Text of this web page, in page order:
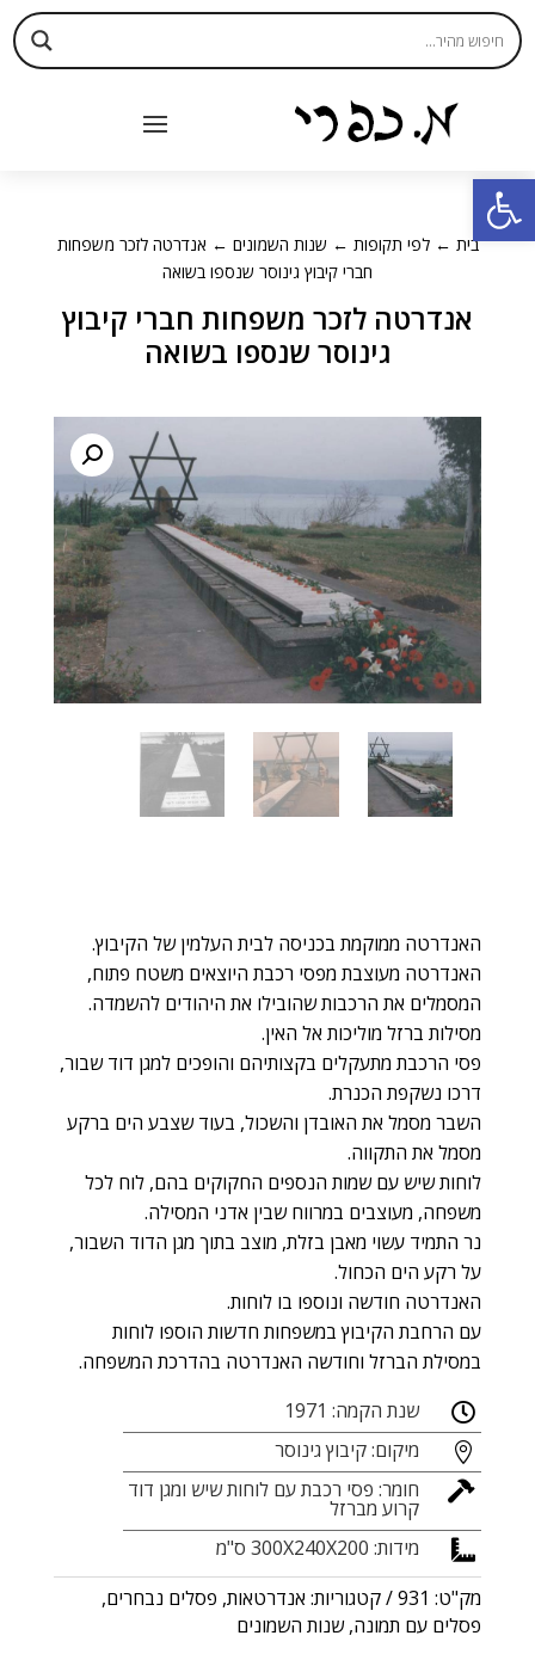
פתח סרגל נגישות
בית ←לפי תקופות ← שנות השמונים ← אנדרטה לזכר משפחות
חברי קיבוץ גינוסר שנספו בשואה
אנדרטה לזכר משפחות חברי קיבוץ
גינוסר שנספו בשואה
האנדרטה ממוקמת בכניסה לבית העלמין של הקיבוץ.
האנדרטה מעוצבת מפסי רכבת היוצאים משטח פתוח,
המסמלים את הרכבות שהובילו את היהודים להשמדה.
מסילות ברזל מוליכות אל האין.
פסי הרכבת מתעקלים בקצותיהם והופכים למגן דוד שבור,
דרכו נשקפת הכנרת.
השבר מסמל את האובדן והשכול, בעוד שצבע הים ברקע
מסמל את התקווה.
לוחות שיש עם שמות הנספים החקוקים בהם, לוח לכל
משפחה, מעוצבים במרווח שבין אדני המסילה.
נר התמיד עשוי מאבן בזלת, מוצב בתוך מגן הדוד השבור,
על רקע הים הכחול.
האנדרטה חודשה ונוספו בו לוחות.
עם הרחבת הקיבוץ במשפחות חדשות הוספו לוחות
במסילת הברזל וחודשה האנדרטה בהדרכת המשפחה.
 שנת הקמה: 1971
 מיקום: קיבוץ גינוסר
 חומר: פסי רכבת עם לוחות שיש ומגן דוד
קרוע מברזל

מידות: 300X240X200 ס"מ
מק"ט: 931 קטגוריות: אנדרטאות, פסלים נבחרים,
פסלים עם תמונה,שנות השמונים